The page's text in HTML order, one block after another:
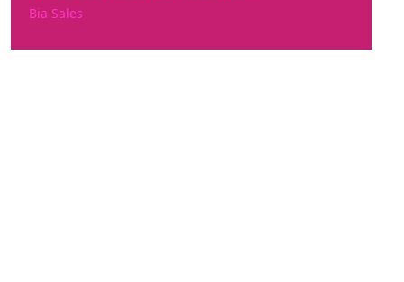
Bia Sales